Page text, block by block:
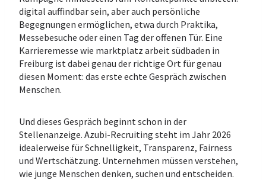
digital auffindbar sein, aber auch persönliche
Begegnungen ermöglichen, etwa durch Praktika,
Messebesuche oder einen Tag der offenen Tür. Eine
Karrieremesse wie marktplatz arbeit südbaden in
Freiburg ist dabei genau der richtige Ort für genau
diesen Moment: das erste echte Gespräch zwischen
Menschen.
Und dieses Gespräch beginnt schon in der
Stellenanzeige. Azubi-Recruiting steht im Jahr 2026
idealerweise für Schnelligkeit, Transparenz, Fairness
und Wertschätzung. Unternehmen müssen verstehen,
wie junge Menschen denken, suchen und entscheiden.